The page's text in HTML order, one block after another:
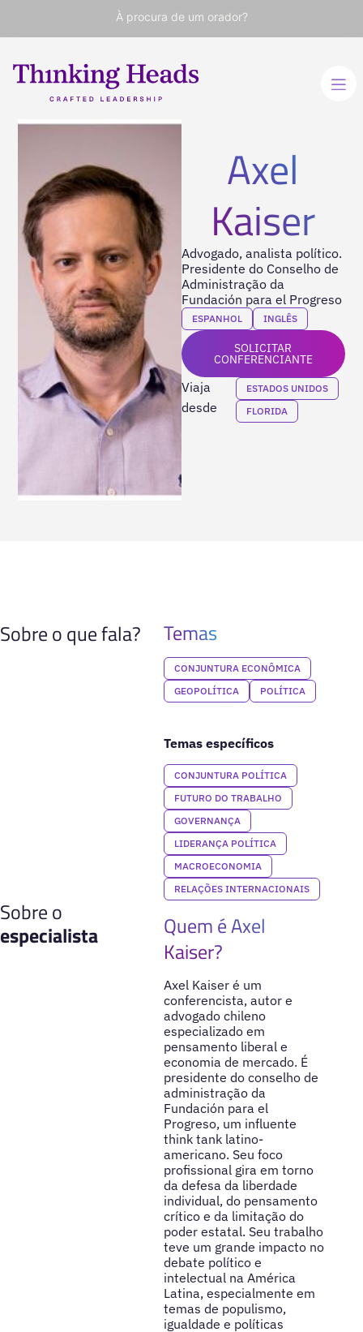
À procura de um orador?
Axel
Kaiser
Advogado, analista político.
Presidente do Conselho de
Administração da
Fundación para el Progreso
ESPANHOL INGLÊS
SOLICITAR
CONFERENCIANTE
Viaja
desde
ESTADOS UNIDOS
FLORIDA
Sobre o que fala? Temas
CONJUNTURA ECONÔMICA
GEOPOLÍTICA
POLÍTICA
Temas específicos
CONJUNTURA POLÍTICA
FUTURO DO TRABALHO
GOVERNANÇA
LIDERANÇA POLÍTICA
MACROECONOMIA
RELAÇÕES INTERNACIONAIS
Sobre o
especialista
Quem é Axel
Kaiser?
Axel Kaiser é um
conferencista, autor e
advogado chileno
especializado em
pensamento liberal e
economia de mercado. É
presidente do conselho de
administração da
Fundación para el
Progreso, um influente
think tank latino-
americano. Seu foco
profissional gira em torno
da defesa da liberdade
individual, do pensamento
crítico e da limitação do
poder estatal. Seu trabalho
teve um grande impacto no
debate político e
intelectual na América
Latina, especialmente em
temas de populismo,
igualdade e políticas